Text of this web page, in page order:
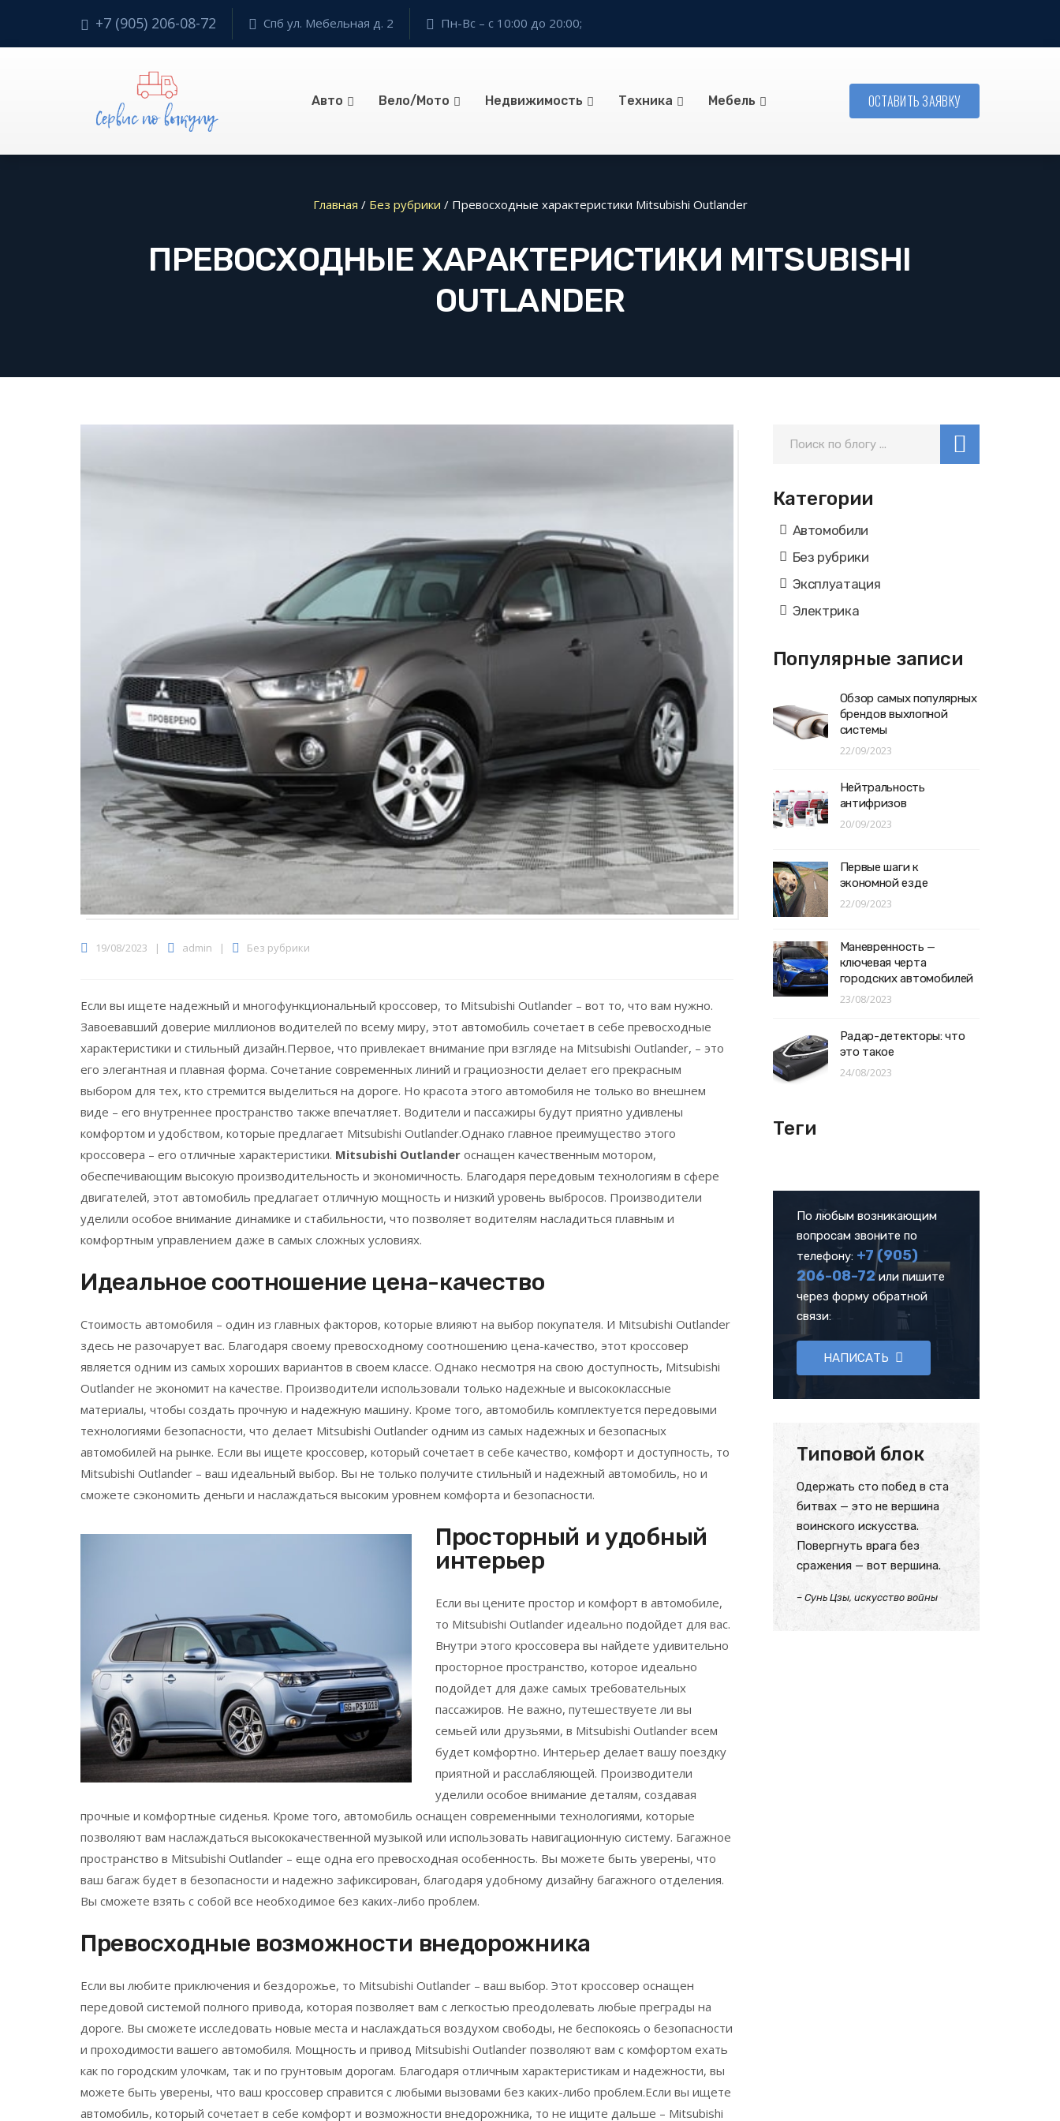
+7 (905) 206-08-72 Спб ул. Мебельная д. 2 Пн-Вс – с 10:00 до 20:00;
Авто Вело/Мото Недвижимость Техника Мебель ОСТАВИТЬ ЗАЯВКУ
Главная / Без рубрики / Превосходные характеристики Mitsubishi Outlander
ПРЕВОСХОДНЫЕ ХАРАКТЕРИСТИКИ MITSUBISHI
OUTLANDER
19/08/2023 | admin | Без рубрики
Если вы ищете надежный и многофункциональный кроссовер, то Mitsubishi Outlander – вот то, что вам нужно.
Завоевавший доверие миллионов водителей по всему миру, этот автомобиль сочетает в себе превосходные
характеристики и стильный дизайн.Первое, что привлекает внимание при взгляде на Mitsubishi Outlander, – это
его элегантная и плавная форма. Сочетание современных линий и грациозности делает его прекрасным
выбором для тех, кто стремится выделиться на дороге. Но красота этого автомобиля не только во внешнем
виде – его внутреннее пространство также впечатляет. Водители и пассажиры будут приятно удивлены
комфортом и удобством, которые предлагает Mitsubishi Outlander.Однако главное преимущество этого
кроссовера – его отличные характеристики. Mitsubishi Outlander оснащен качественным мотором,
обеспечивающим высокую производительность и экономичность. Благодаря передовым технологиям в сфере
двигателей, этот автомобиль предлагает отличную мощность и низкий уровень выбросов. Производители
уделили особое внимание динамике и стабильности, что позволяет водителям насладиться плавным и
комфортным управлением даже в самых сложных условиях.
Идеальное соотношение цена-качество
Стоимость автомобиля – один из главных факторов, которые влияют на выбор покупателя. И Mitsubishi Outlander
здесь не разочарует вас. Благодаря своему превосходному соотношению цена-качество, этот кроссовер
является одним из самых хороших вариантов в своем классе. Однако несмотря на свою доступность, Mitsubishi
Outlander не экономит на качестве. Производители использовали только надежные и высококлассные
материалы, чтобы создать прочную и надежную машину. Кроме того, автомобиль комплектуется передовыми
технологиями безопасности, что делает Mitsubishi Outlander одним из самых надежных и безопасных
автомобилей на рынке. Если вы ищете кроссовер, который сочетает в себе качество, комфорт и доступность, то
Mitsubishi Outlander – ваш идеальный выбор. Вы не только получите стильный и надежный автомобиль, но и
сможете сэкономить деньги и наслаждаться высоким уровнем комфорта и безопасности.
Просторный и удобный
интерьер
Если вы цените простор и комфорт в автомобиле,
то Mitsubishi Outlander идеально подойдет для вас.
Внутри этого кроссовера вы найдете удивительно
просторное пространство, которое идеально
подойдет для даже самых требовательных
пассажиров. Не важно, путешествуете ли вы
семьей или друзьями, в Mitsubishi Outlander всем
будет комфортно. Интерьер делает вашу поездку
приятной и расслабляющей. Производители
уделили особое внимание деталям, создавая
прочные и комфортные сиденья. Кроме того, автомобиль оснащен современными технологиями, которые
позволяют вам наслаждаться высококачественной музыкой или использовать навигационную систему. Багажное
пространство в Mitsubishi Outlander – еще одна его превосходная особенность. Вы можете быть уверены, что
ваш багаж будет в безопасности и надежно зафиксирован, благодаря удобному дизайну багажного отделения.
Вы сможете взять с собой все необходимое без каких-либо проблем.
Превосходные возможности внедорожника
Если вы любите приключения и бездорожье, то Mitsubishi Outlander – ваш выбор. Этот кроссовер оснащен
передовой системой полного привода, которая позволяет вам с легкостью преодолевать любые преграды на
дороге. Вы сможете исследовать новые места и наслаждаться воздухом свободы, не беспокоясь о безопасности
и проходимости вашего автомобиля. Мощность и привод Mitsubishi Outlander позволяют вам с комфортом ехать
как по городским улочкам, так и по грунтовым дорогам. Благодаря отличным характеристикам и надежности, вы
можете быть уверены, что ваш кроссовер справится с любыми вызовами без каких-либо проблем.Если вы ищете
автомобиль, который сочетает в себе комфорт и возможности внедорожника, то не ищите дальше – Mitsubishi
Категории
Автомобили
Без рубрики
Эксплуатация
Электрика
Популярные записи
Обзор самых популярных
брендов выхлопной
системы
22/09/2023
Нейтральность
антифризов
20/09/2023
Первые шаги к
экономной езде
22/09/2023
Маневренность —
ключевая черта
городских автомобилей
23/08/2023
Радар-детекторы: что
это такое
24/08/2023
Теги
По любым возникающим
вопросам звоните по
телефону: +7 (905)
206-08-72или пишите
через форму обратной
связи:
НАПИСАТЬ
Типовой блок
Одержать сто побед в ста
битвах — это не вершина
воинского искусства.
Повергнуть врага без
сражения — вот вершина.
– Сунь Цзы, искусство войны